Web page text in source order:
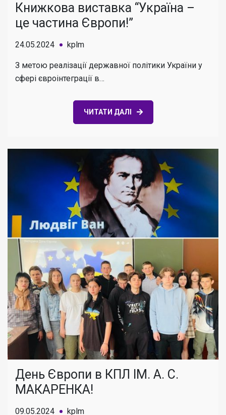
Книжкова виставка “Україна –
це частина Європи!”
24.05.2024 kplm
З метою реалізації державної політики України у
сфері євроінтеграції в…
ЧИТАТИ ДАЛІ
День Європи в КПЛ ІМ. А. С.
МАКАРЕНКА!
09.05.2024 kplm